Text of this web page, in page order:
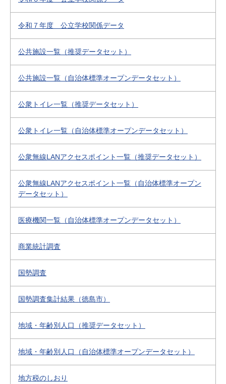
令和７年度 公立学校関係データ
公共施設一覧（推奨データセット）
公共施設一覧（自治体標準オープンデータセット）
公衆トイレ一覧（推奨データセット）
公衆トイレ一覧（自治体標準オープンデータセット）
公衆無線LANアクセスポイント一覧（推奨データセット）
公衆無線LANアクセスポイント一覧（自治体標準オープン
データセット）
医療機関一覧（自治体標準オープンデータセット）
商業統計調査
国勢調査
国勢調査集計結果（徳島市）
地域・年齢別人口（推奨データセット）
地域・年齢別人口（自治体標準オープンデータセット）
地方税のしおり